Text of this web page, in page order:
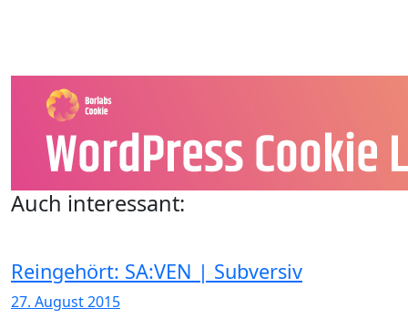
Auch interessant:
Reingehört: SA:VEN | Subversiv
27. August 2015